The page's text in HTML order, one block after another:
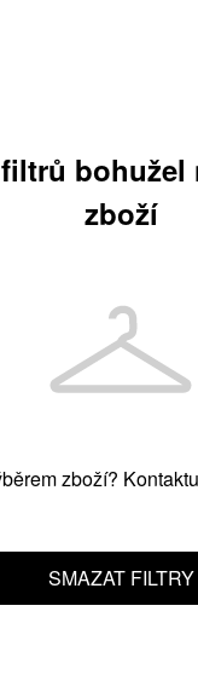
bohužel
zboží
zboží?
SMAZAT FILTRY